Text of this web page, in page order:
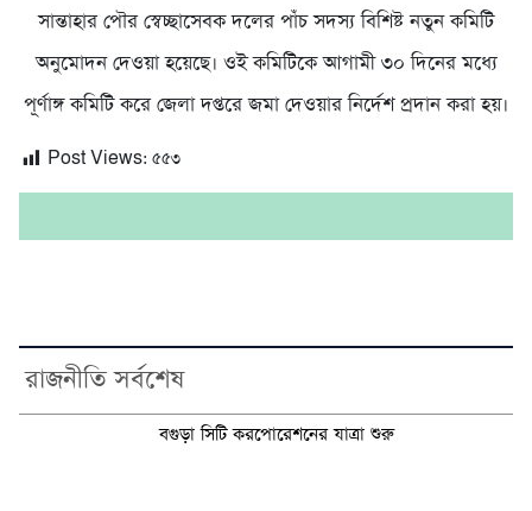
সান্তাহার পৌর স্বেচ্ছাসেবক দলের পাঁচ সদস্য বিশিষ্ট নতুন কমিটি
অনুমোদন দেওয়া হয়েছে। ওই কমিটিকে আগামী ৩০ দিনের মধ্যে
পূর্ণাঙ্গ কমিটি করে জেলা দপ্তরে জমা দেওয়ার নির্দেশ প্রদান করা হয়।
Post Views: ৫৫৩
রাজনীতি সর্বশেষ
বগুড়া সিটি করপোরেশনের যাত্রা শুরু